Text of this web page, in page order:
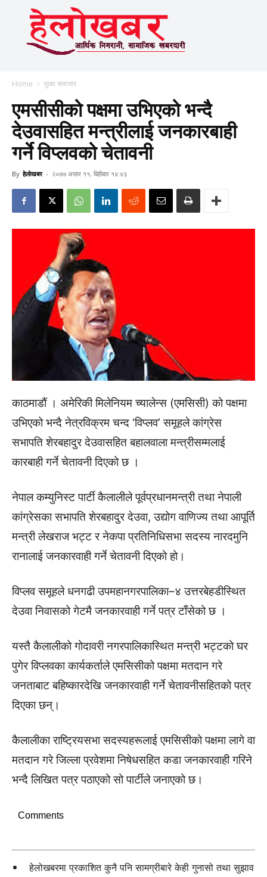
Home मुख्य समाचार
एमसीसीको पक्षमा उभिएको भन्दै
देउवासहित मन्त्रीलाई जनकारबाही
गर्ने विप्लवको चेतावनी
By हेलाेखबर - २०७७ असार ११, बिहीबार १४:४३
काठमाडौं । अमेरिकी मिलेनियम च्यालेन्स (एमसिसी) को पक्षमा
उभिएको भन्दै नेत्रविक्रम चन्द ‘विप्लव’ समूहले कांग्रेस
सभापति शेरबहादुर देउवासहित बहालवाला मन्त्रीसम्मलाई
कारबाही गर्ने चेतावनी दिएको छ ।
नेपाल कम्युनिस्ट पार्टी कैलालीले पूर्वप्रधानमन्त्री तथा नेपाली
कांग्रेसका सभापति शेरबहादुर देउवा, उद्योग वाणिज्य तथा आपूर्ति
मन्त्री लेखराज भट्ट र नेकपा प्रतिनिधिसभा सदस्य नारदमुनि
रानालाई जनकारवाही गर्ने चेतावनी दिएको हो।
विप्लव समूहले धनगढी उपमहानगरपालिका–४ उत्तरबेहडीस्थित
देउवा निवासको गेटमै जनकारवाही गर्ने पत्र टाँसेको छ ।
यस्तै कैलालीको गोदावरी नगरपालिकास्थित मन्त्री भट्टको घर
पुगेर विप्लवका कार्यकर्ताले एमसिसीको पक्षमा मतदान गरे
जनताबाट बहिष्कारदेखि जनकारवाही गर्ने चेतावनीसहितको पत्र
दिएका छन्।
कैलालीका राष्ट्रियसभा सदस्यहरूलाई एमसिसीको पक्षमा लागे वा
मतदान गरे जिल्ला प्रवेशमा निषेधसहित कडा जनकारवाही गरिने
भन्दै लिखित पत्र पठाएको सो पार्टीले जनाएको छ।
Comments
हेलोखबरमा प्रकाशित कुनै पनि सामग्रीबारे केही गुनासो तथा सुझाव